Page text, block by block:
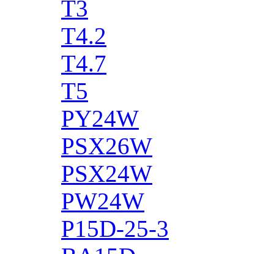
T3
T4.2
T4.7
T5
PY24W
PSX26W
PSX24W
PW24W
P15D-25-3